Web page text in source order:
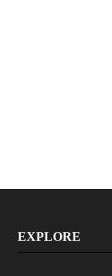
EXPLORE